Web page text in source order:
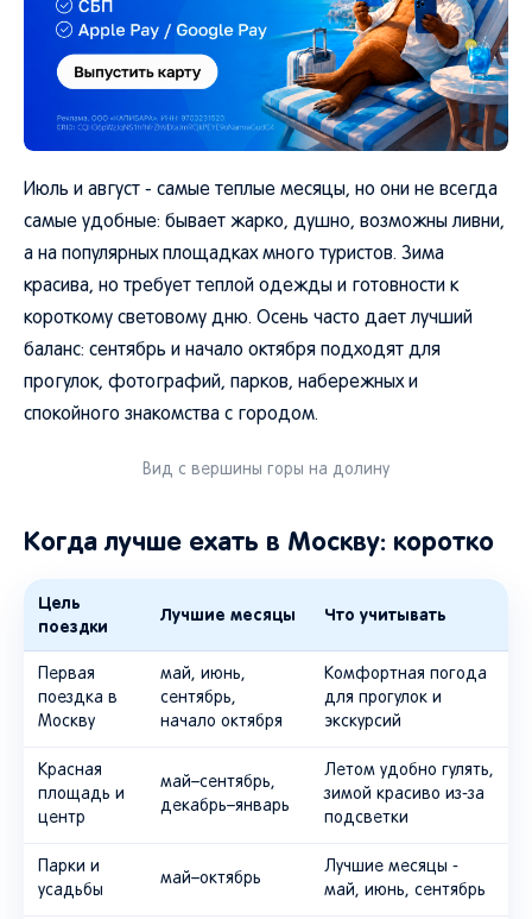
Июль и август - самые теплые месяцы, но они не всегда
самые удобные: бывает жарко, душно, возможны ливни,
а на популярных площадках много туристов. Зима
красива, но требует теплой одежды и готовности к
короткому световому дню. Осень часто дает лучший
баланс: сентябрь и начало октября подходят для
прогулок, фотографий, парков, набережных и
спокойного знакомства с городом.
Вид с вершины горы на долину
Когда лучше ехать в Москву: коротко
Цель
поездки
Лучшие месяцы Что учитывать
Первая
поездка в
Москву
май, июнь,
сентябрь,
начало октября
Комфортная погода
для прогулок и
экскурсий
Красная
площадь и
центр
май–сентябрь,
декабрь–январь
Летом удобно гулять,
зимой красиво из-за
подсветки
Парки и
усадьбы
май–октябрь
Лучшие месяцы -
май, июнь, сентябрь